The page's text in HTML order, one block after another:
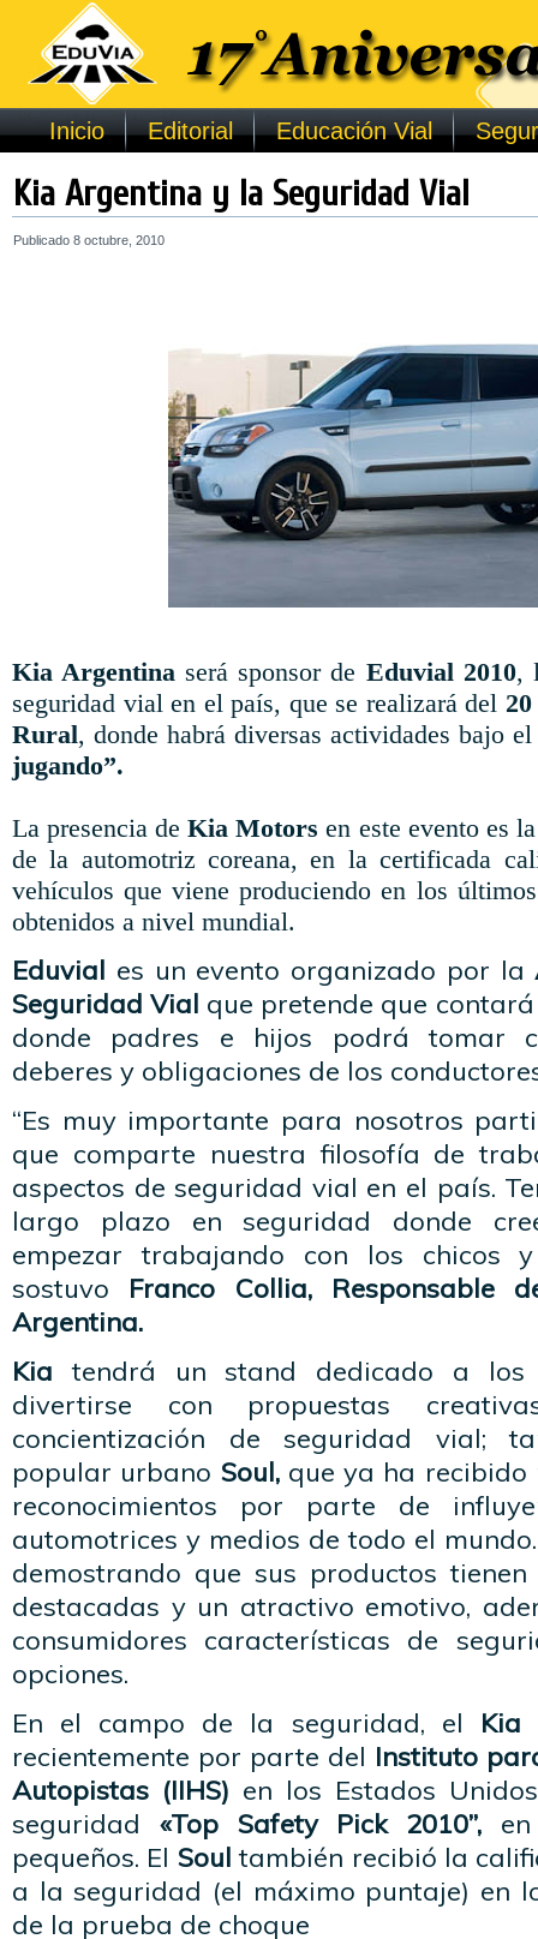
Inicio Editorial Educación Vial
Kia Argentina y la Seguridad Vial
Publicado 8 octubre, 2010
Kia Argentina será sponsor de Eduvial 2010,
seguridad vial en el país, que se realizará del
Rural, donde habrá diversas actividades bajo
jugando”.
La presencia deKia Motorsen este evento es
de la automotriz coreana, en la certificada
vehículos que viene produciendo en los
obtenidos a nivel mundial.
Eduvial es un evento organizado por la
Seguridad Vial que pretende que
donde padres e hijos podrá tomar
deberes y obligaciones de los
“Es muy importante para nosotros
que comparte nuestra filosofía de
aspectos de seguridad vial en el país.
largo plazo en seguridad donde
empezar trabajando con los chicos
sostuvo Franco Collia, Responsable
Argentina.
Kia tendrá un stand dedicado a los
divertirse con propuestas
concientización de seguridad vial;
popular urbano Soul,que ya ha recibido
reconocimientos por parte de
automotrices y medios de todo el
demostrando que sus productos
destacadas y un atractivo emotivo,
consumidores características de
opciones.
En el campo de la seguridad, el Kia
recientemente por parte del Instituto
Autopistas (IIHS) en los Estados
seguridad «Top Safety Pick 2010”,
pequeños. El Soultambién recibió la
a la seguridad (el máximo puntaje) en
de la prueba de choque